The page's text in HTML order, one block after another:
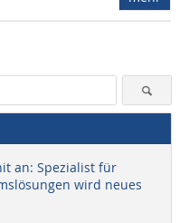
an: Spezialist für
wird neues